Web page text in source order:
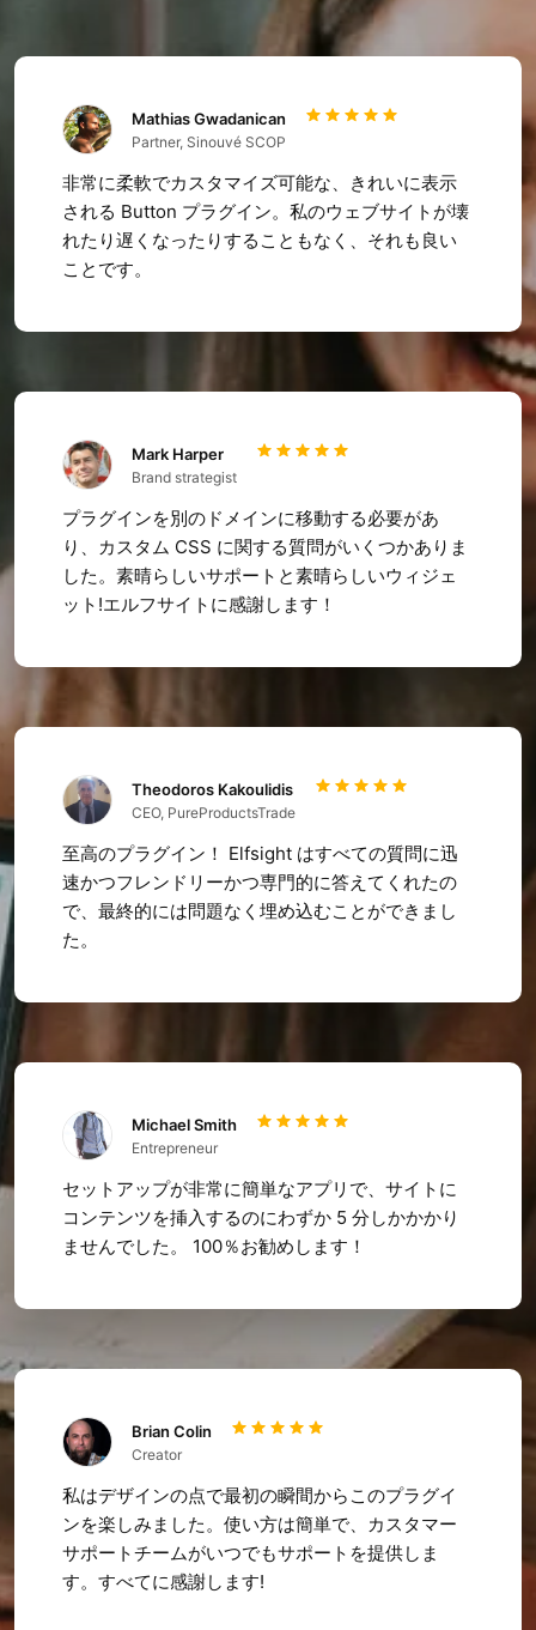
Mathias Gwadanican
Partner, Sinouvé SCOP
非常に柔軟でカスタマイズ可能な、きれいに表示
される Button プラグイン。私のウェブサイトが壊
れたり遅くなったりすることもなく、それも良い
ことです。
Mark Harper
Brand strategist
プラグインを別のドメインに移動する必要があ
り、カスタム CSS に関する質問がいくつかありま
した。素晴らしいサポートと素晴らしいウィジェ
ット!エルフサイトに感謝します！
Theodoros Kakoulidis
CEO, PureProductsTrade
至高のプラグイン！ Elfsight はすべての質問に迅
速かつフレンドリーかつ専門的に答えてくれたの
で、最終的には問題なく埋め込むことができまし
た。
Michael Smith
Entrepreneur
セットアップが非常に簡単なアプリで、サイトに
コンテンツを挿入するのにわずか 5 分しかかかり
ませんでした。 100％お勧めします！
Brian Colin
Creator
私はデザインの点で最初の瞬間からこのプラグイ
ンを楽しみました。使い方は簡単で、カスタマー
サポートチームがいつでもサポートを提供しま
す。すべてに感謝します!